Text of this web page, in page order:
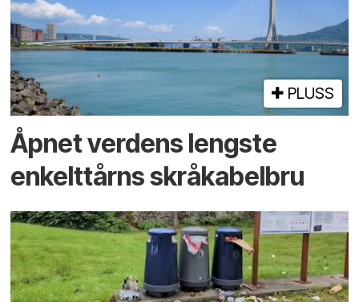
PLUSS
Åpnet verdens lengste
enkelt­tårns skrå­kabel­bru